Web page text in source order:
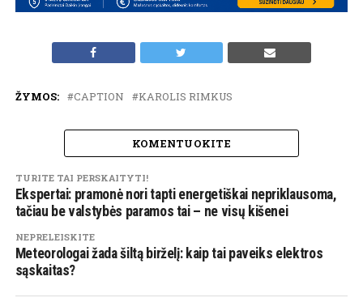
ŽYMOS: CAPTION KAROLIS RIMKUS
KOMENTUOKITE
TURITE TAI PERSKAITYTI!
Ekspertai: pramonė nori tapti energetiškai nepriklausoma,
tačiau be valstybės paramos tai – ne visų kišenei
NEPRELEISKITE
Meteorologai žada šiltą birželį: kaip tai paveiks elektros
sąskaitas?